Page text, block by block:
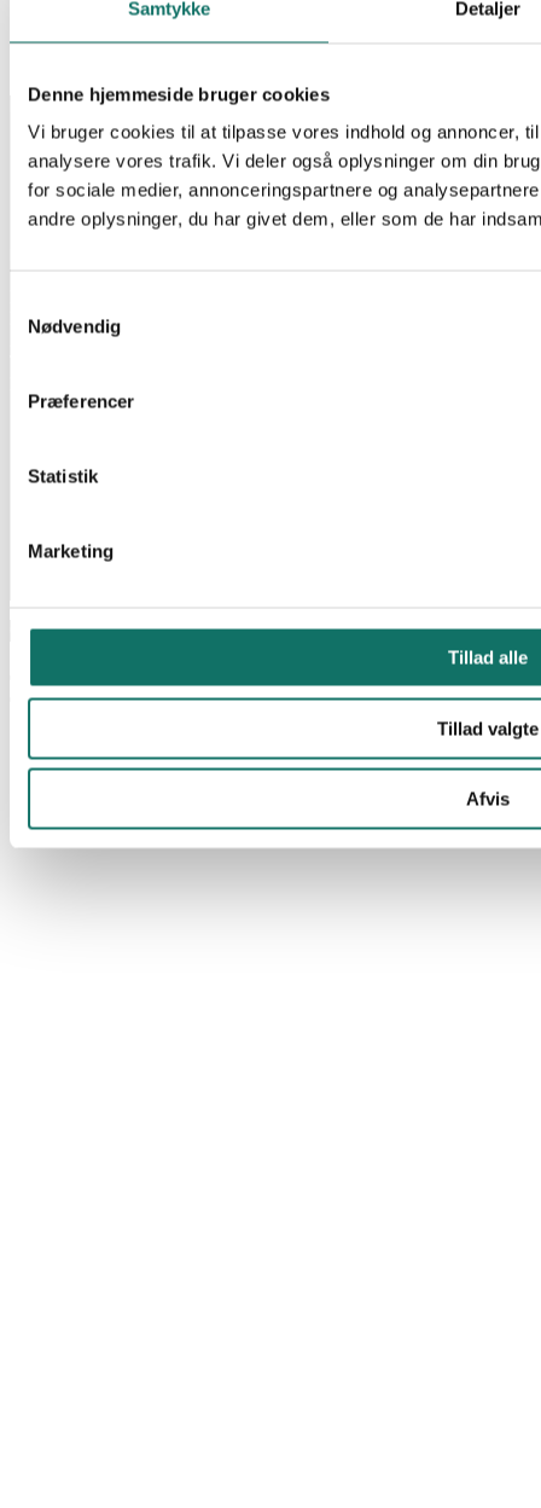
Samtykke Detaljer
Denne hjemmeside bruger cookies
Vi bruger cookies til at tilpasse vores indhold og annoncer,
analysere vores trafik. Vi deler også oplysninger om din
for sociale medier, annonceringspartnere og
andre oplysninger, du har givet dem, eller som de har
Nødvendig
Præferencer
Statistik
Marketing
Tillad alle
Tillad valgte
Afvis
Reference:240000
INFORMATION
Salgs- og leveringsbetingelser
CSR
Om Lan-Com
Privatlivspolitik
Hassellunden 7
2765 Smørum
© Lan-Com 2026